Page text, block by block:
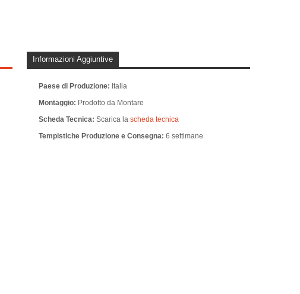
Informazioni Aggiuntive
Paese di Produzione: Italia
Montaggio: Prodotto da Montare
Scheda Tecnica: Scarica la scheda tecnica
Tempistiche Produzione e Consegna: 6 settimane